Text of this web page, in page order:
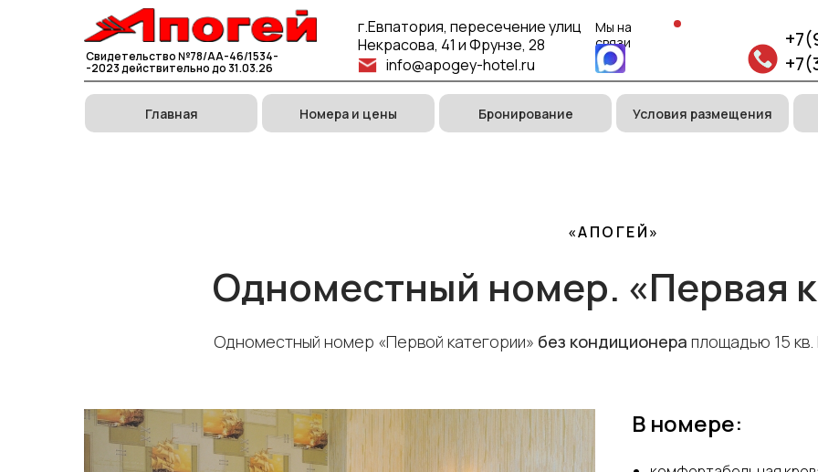
info@apogey-hotel.ru
г.Евпатория, пересечение улиц
Некрасова, 41 и Фрунзе, 28
Свидетельство №78/АА-46/1534-
-2023 действительно до 31.03.26
Мы на
связи
Главная Номера и цены Бронирование Условия размещения
«АПОГЕЙ»
Одноместный номер. «Первая
Одноместный номер «Первой категории» без кондиционера площадью 15
В номере: